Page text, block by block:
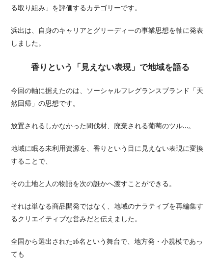
る取り組み」を評価するカテゴリーです。
浜出は、自身のキャリアとグリーディーの事業思想を軸に発表
しました。
香りという「見えない表現」で地域を語る
今回の軸に据えたのは、ソーシャルフレグランスブランド「天
然回帰」の思想です。
放置されるしかなかった間伐材、廃棄される葡萄のツル…。
地域に眠る未利用資源を、香りという目に見えない表現に変換
することで、
その土地と人の物語を次の誰かへ渡すことができる。
それは単なる商品開発ではなく、地域のナラティブを再編集す
るクリエイティブな営みだと伝えました。
全国から選出された16名という舞台で、地方発・小規模であっ
ても